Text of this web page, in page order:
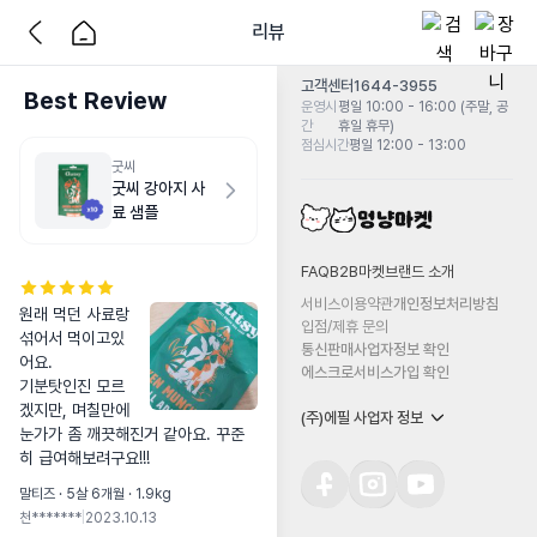
리뷰
Best Review
굿씨
굿씨 강아지 사
료 샘플
원래 먹던 사료랑
섞어서 먹이고있
어요.
기분탓인진 모르
겠지만, 며칠만에
눈가가 좀 깨끗해진거 같아요. 꾸준
히 급여해보려구요!!!
말티즈 · 5살 6개월 · 1.9kg
천******* 2023.10.13
고객센터1644-3955
운영시
간
평일 10:00 - 16:00 (주말, 공
휴일 휴무)
점심시간평일 12:00 - 13:00
FAQB2B마켓 브랜드 소개
서비스이용약관개인정보처리방침
입점/제휴 문의
통신판매사업자정보 확인
에스크로서비스가입 확인
(주)에필 사업자 정보